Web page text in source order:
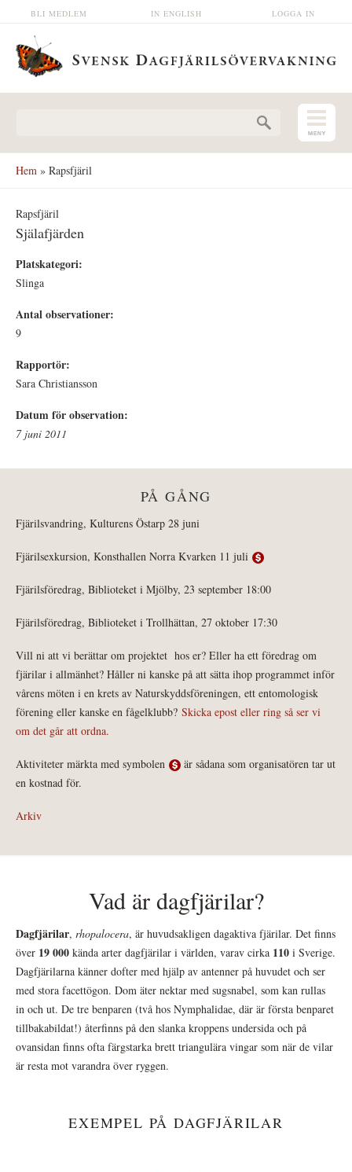
Hoppa till huvudinnehåll LOGGA IN
IN ENGLISH
BLI MEDLEM
Hem » Rapsfjäril
Rapsfjäril
Själafjärden
Platskategori:
Slinga
Antal observationer:
9
Rapportör:
Sara Christiansson
Datum för observation:
7 juni 2011
PÅ GÅNG
Fjärilsvandring, Kulturens Östarp 28 juni
Fjärilsexkursion, Konsthallen Norra Kvarken 11 juli
Fjärilsföredrag, Biblioteket i Mjölby, 23 september 18:00
Fjärilsföredrag, Biblioteket i Trollhättan, 27 oktober 17:30
Vill ni att vi berättar om projektet hos er? Eller ha ett föredrag om
fjärilar i allmänhet? Håller ni kanske på att sätta ihop programmet inför
vårens möten i en krets av Naturskyddsföreningen, ett entomologisk
förening eller kanske en fågelklubb? Skicka epost eller ring så ser vi
om det går att ordna.
Aktiviteter märkta med symbolen
är sådana som organisatören tar ut
en kostnad för.
Arkiv
Vad är dagfjärilar?
Dagfjärilar, rhopalocera, är huvudsakligen dagaktiva fjärilar. Det finns
över 19 000 kända arter dagfjärilar i världen, varav cirka 110 i Sverige.
Dagfjärilarna känner dofter med hjälp av antenner på huvudet och ser
med stora facettögon. Dom äter nektar med sugsnabel, som kan rullas
in och ut. De tre benparen (två hos Nymphalidae, där är första benparet
tillbakabildat!) återfinns på den slanka kroppens undersida och på
ovansidan finns ofta färgstarka brett triangulära vingar som när de vilar
är resta mot varandra över ryggen.
EXEMPEL PÅ DAGFJÄRILAR